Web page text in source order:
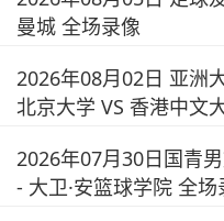
曼城 全场录像
2026年08月02日 亚洲
北京大学 VS 香港中文
2026年07月30日国青
- 大卫·安篮球学院 全场